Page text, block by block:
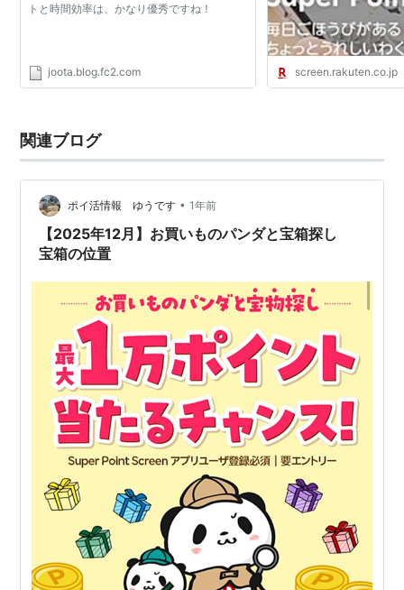
トと時間効率は、かなり優秀ですね！
joota.blog.fc2.com screen.rakuten.co.jp
関連ブログ
ポイ活情報 ゆうです • 1年前
【2025年12月】お買いものパンダと宝箱探し
宝箱の位置